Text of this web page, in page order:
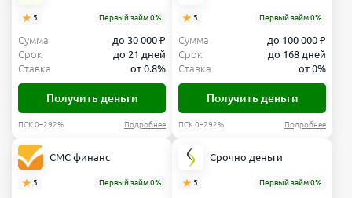
5 Первый займ 0%
Сумма
до 30 000 ₽
Срок
до 21 дней
Ставка
от 0.8%
Получить деньги
ПСК 0–292% Подробнее
5 Первый займ 0%
Сумма
до 100 000 ₽
Срок
до 168 дней
Ставка
от 0%
Получить деньги
ПСК 0–292% Подробнее
СМС финанс
5 Первый займ 0%
Срочно деньги
5 Первый займ 0%